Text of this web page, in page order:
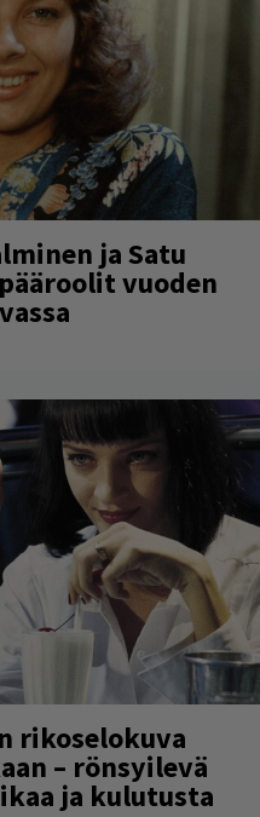
ja Satu
vuoden
rikoselokuva
– rönsyilevä
ja kulutusta